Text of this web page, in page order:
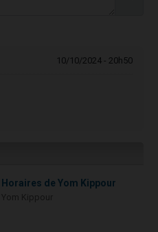
10/10/2024 - 20h50
Horaires de Yom Kippour